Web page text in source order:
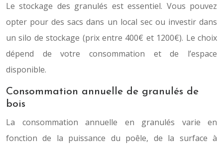
Le stockage des granulés est essentiel. Vous pouvez
opter pour des sacs dans un local sec ou investir dans
un silo de stockage (prix entre 400€ et 1200€). Le choix
dépend de votre consommation et de l’espace
disponible.
Consommation annuelle de granulés de
bois
La consommation annuelle en granulés varie en
fonction de la puissance du poêle, de la surface à